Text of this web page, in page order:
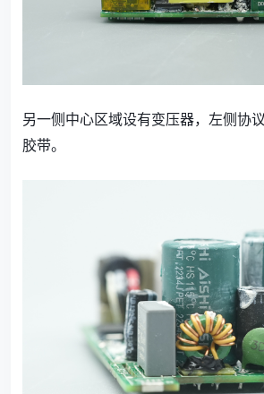
另一侧中心区域设有变压器，左侧协
胶带。